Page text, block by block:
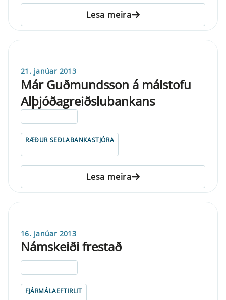
Lesa meira
21. janúar 2013
Már Guðmundsson á málstofu
Alþjóðagreiðslubankans
RÆÐUR SEÐLABANKASTJÓRA
Lesa meira
16. janúar 2013
Námskeiði frestað
FJÁRMÁLAEFTIRLIT